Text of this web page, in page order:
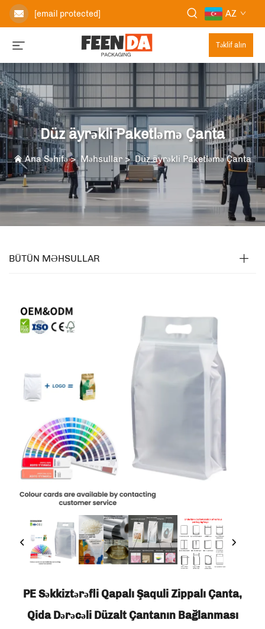
[email protected] AZ
Təklif alın
Düz äyrəkli Paketləmə Çanta
Ana Səhifə> Məhsullar >Düz äyrəkli Paketləmə Çanta
BÜTÜN MƏHSULLAR
PE Səkkiztərəfli Qapalı Şaquli Zippalı Çanta,
Qida Dərəcəli Düzalt Çantanın Bağlanması